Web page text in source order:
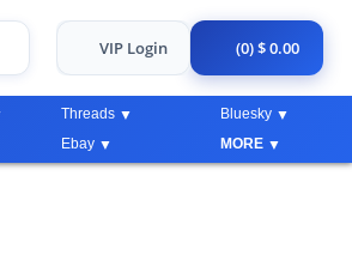
VIP Login (0) $ 0.00
Threads
Bluesky
Ebay MORE